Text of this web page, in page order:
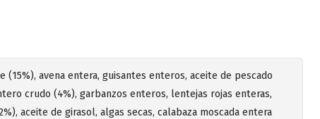
(15%), avena entera, guisantes enteros, aceite de pescado
crudo (4%), garbanzos enteros, lentejas rojas enteras,
aceite de girasol, algas secas, calabaza moscada entera